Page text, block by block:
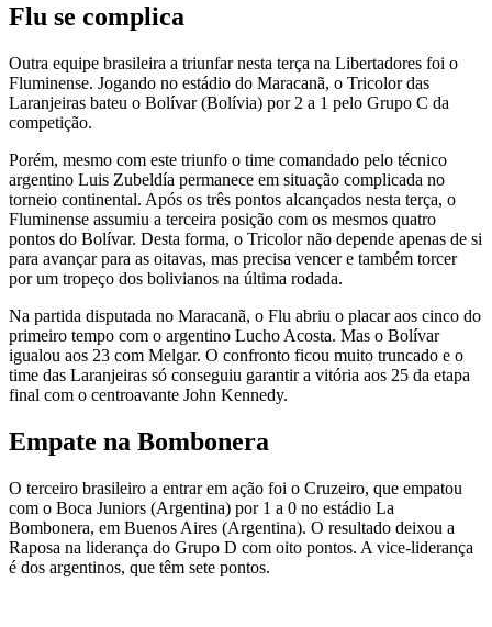
Flu se complica
Outra equipe brasileira a triunfar nesta terça na Libertadores foi o
Fluminense. Jogando no estádio do Maracanã, o Tricolor das
Laranjeiras bateu o Bolívar (Bolívia) por 2 a 1 pelo Grupo C da
competição.
Porém, mesmo com este triunfo o time comandado pelo técnico
argentino Luis Zubeldía permanece em situação complicada no
torneio continental. Após os três pontos alcançados nesta terça, o
Fluminense assumiu a terceira posição com os mesmos quatro
pontos do Bolívar. Desta forma, o Tricolor não depende apenas de si
para avançar para as oitavas, mas precisa vencer e também torcer
por um tropeço dos bolivianos na última rodada.
Na partida disputada no Maracanã, o Flu abriu o placar aos cinco do
primeiro tempo com o argentino Lucho Acosta. Mas o Bolívar
igualou aos 23 com Melgar. O confronto ficou muito truncado e o
time das Laranjeiras só conseguiu garantir a vitória aos 25 da etapa
final com o centroavante John Kennedy.
Empate na Bombonera
O terceiro brasileiro a entrar em ação foi o Cruzeiro, que empatou
com o Boca Juniors (Argentina) por 1 a 0 no estádio La
Bombonera, em Buenos Aires (Argentina). O resultado deixou a
Raposa na liderança do Grupo D com oito pontos. A vice-liderança
é dos argentinos, que têm sete pontos.